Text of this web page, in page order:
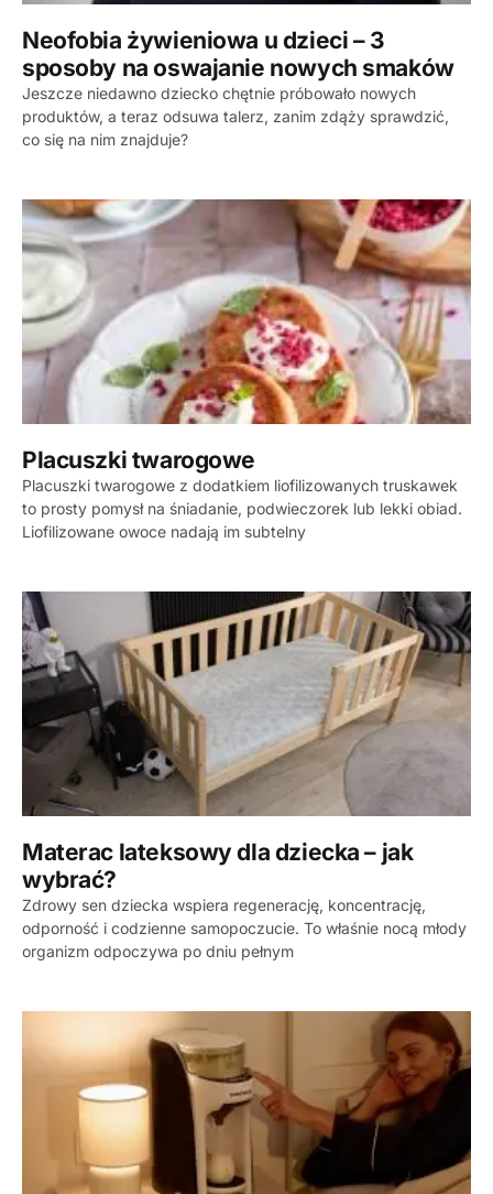
Neofobia żywieniowa u dzieci – 3
sposoby na oswajanie nowych smaków
Jeszcze niedawno dziecko chętnie próbowało nowych
produktów, a teraz odsuwa talerz, zanim zdąży sprawdzić,
co się na nim znajduje?
Placuszki twarogowe
Placuszki twarogowe z dodatkiem liofilizowanych truskawek
to prosty pomysł na śniadanie, podwieczorek lub lekki obiad.
Liofilizowane owoce nadają im subtelny
Materac lateksowy dla dziecka – jak
wybrać?
Zdrowy sen dziecka wspiera regenerację, koncentrację,
odporność i codzienne samopoczucie. To właśnie nocą młody
organizm odpoczywa po dniu pełnym